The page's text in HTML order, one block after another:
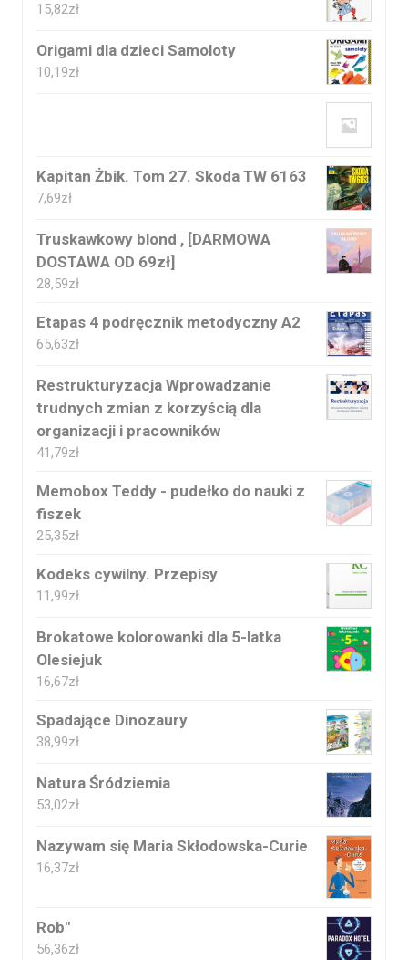
15,82zł
Origami dla dzieci Samoloty
10,19zł
Kapitan Żbik. Tom 27. Skoda TW 6163
7,69zł
Truskawkowy blond , [DARMOWA
DOSTAWA OD 69zł]
28,59zł
Etapas 4 podręcznik metodyczny A2
65,63zł
Restrukturyzacja Wprowadzanie
trudnych zmian z korzyścią dla
organizacji i pracowników
41,79zł
Memobox Teddy - pudełko do nauki z
fiszek
25,35zł
Kodeks cywilny. Przepisy
11,99zł
Brokatowe kolorowanki dla 5-latka
Olesiejuk
16,67zł
Spadające Dinozaury
38,99zł
Natura Śródziemia
53,02zł
Nazywam się Maria Skłodowska-Curie
16,37zł
Rob"
56,36zł